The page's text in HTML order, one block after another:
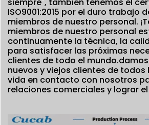
siempre", también tenemos el
ISO9001:2015 por el duro trabajo
miembros de nuestro personal.
miembros de nuestro personal
continuamente la técnica, la
para satisfacer las próximas
clientes de todo el
nuevos y viejos clientes de
vida en contacto con nosotros
relaciones comerciales y lograr